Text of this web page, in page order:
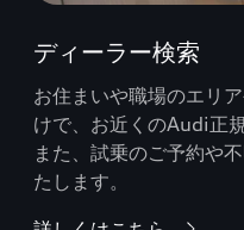
ディーラー検索
お住まいや職場のエリ
けで、お近くのAudi正
また、試乗のご予約や
たします。